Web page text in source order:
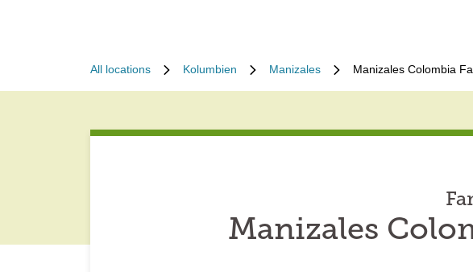
All locations Kolumbien Manizales Manizales Colombia
Manizales